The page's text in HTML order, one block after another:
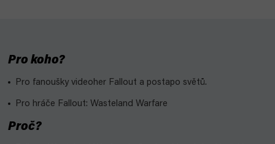
Pro koho?
Pro fanoušky videoher Fallout a postapo světů.
Pro hráče Fallout: Wasteland Warfare
Proč?